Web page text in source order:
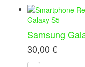
Galaxy S5
Samsung
30,00 €